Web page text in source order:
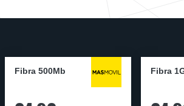
Fibra 500Mb Fibra